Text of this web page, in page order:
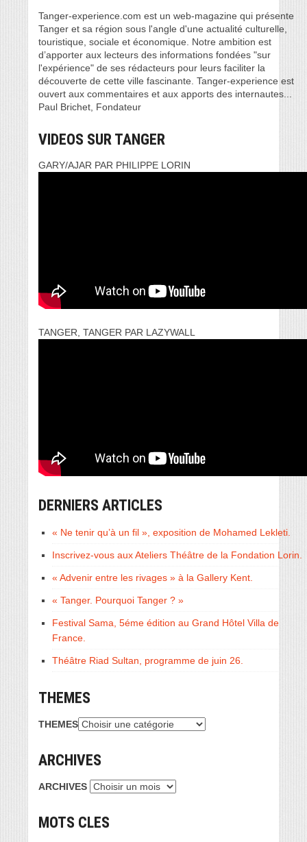
Tanger-experience.com est un web-magazine qui présente
Tanger et sa région sous l'angle d'une actualité culturelle,
touristique, sociale et économique. Notre ambition est
d’apporter aux lecteurs des informations fondées "sur
l'expérience" de ses rédacteurs pour leurs faciliter la
découverte de cette ville fascinante. Tanger-experience est
ouvert aux commentaires et aux apports des internautes...
Paul Brichet, Fondateur
VIDEOS SUR TANGER
GARY/AJAR PAR PHILIPPE LORIN
TANGER, TANGER PAR LAZYWALL
DERNIERS ARTICLES
« Ne tenir qu’à un fil », exposition de Mohamed Lekleti.
Inscrivez-vous aux Ateliers Théâtre de la Fondation Lorin.
« Advenir entre les rivages » à la Gallery Kent.
« Tanger. Pourquoi Tanger ? »
Festival Sama, 5éme édition au Grand Hôtel Villa de
France.
Théâtre Riad Sultan, programme de juin 26.
THEMES
THEMES
ARCHIVES
ARCHIVES
MOTS CLES